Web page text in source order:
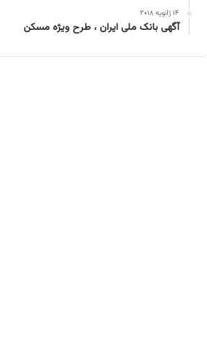
۱۴ ژانویه ۲۰۱۸
آگهی بانک ملی ایران ، طرح ویژه مسکن